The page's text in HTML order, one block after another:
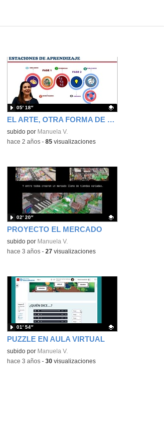
EL ARTE, OTRA FORMA DE COMUNICAR
Contenido educativo.
subido por Manuela V.
05′ 18″
-hace 2 años- 85visualizaciones
PROYECTO EL MERCADO
Contenido educativo.
subido por Manuela V.
02′ 20″
-hace 3 años- 27visualizaciones
PUZZLE EN AULA VIRTUAL
Contenido educativo.
subido por Manuela V.
01′ 54″
-hace 3 años- 30visualizaciones